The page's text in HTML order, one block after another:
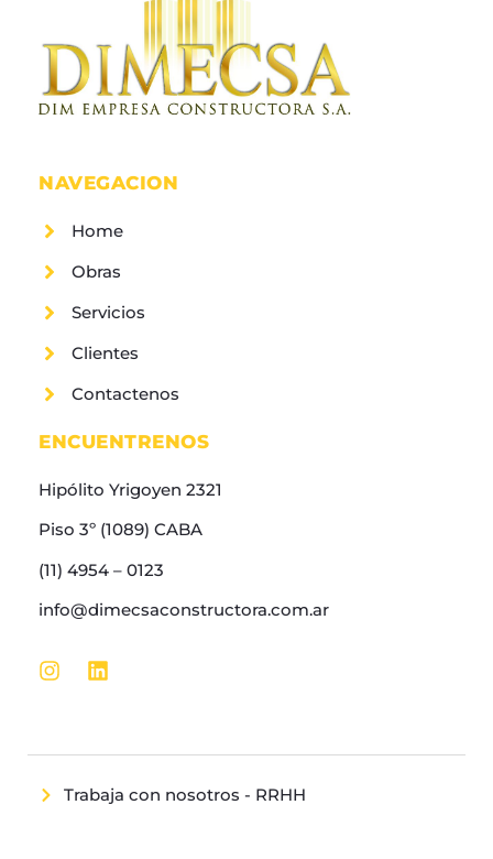
NAVEGACION
Home
Obras
Servicios
Clientes
Contactenos
ENCUENTRENOS
Hipólito Yrigoyen 2321
Piso 3º (1089) CABA
(11) 4954 – 0123
info@dimecsaconstructora.com.ar
Trabaja con nosotros - RRHH